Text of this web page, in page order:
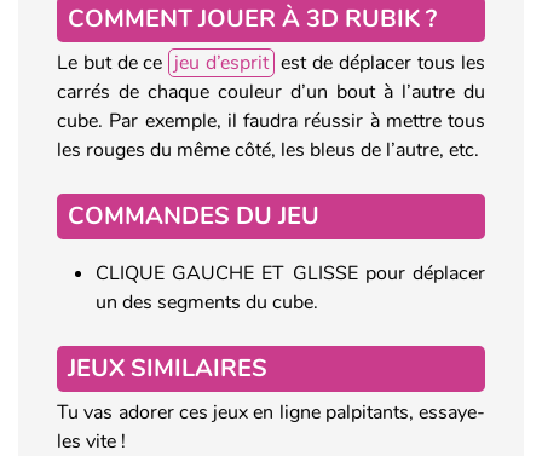
COMMENT JOUER À 3D RUBIK ?
Le but de ce jeu d’esprit est de déplacer tous les
carrés de chaque couleur d’un bout à l’autre du
cube. Par exemple, il faudra réussir à mettre tous
les rouges du même côté, les bleus de l’autre, etc.
COMMANDES DU JEU
CLIQUE GAUCHE ET GLISSE pour déplacer
un des segments du cube.
JEUX SIMILAIRES
Tu vas adorer ces jeux en ligne palpitants, essaye-
les vite !